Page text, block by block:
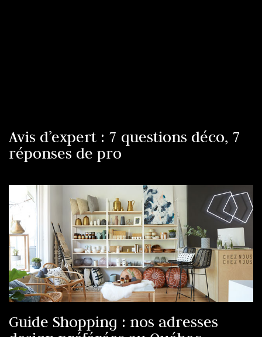
Avis d’expert : 7 questions déco, 7
réponses de pro
Guide Shopping : nos adresses